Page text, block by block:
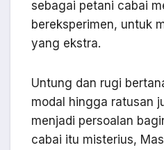
sebagai petani cabai
bereksperimen, untuk
yang ekstra.
Untung dan rugi
modal hingga ratusan
menjadi persoalan
cabai itu misterius,